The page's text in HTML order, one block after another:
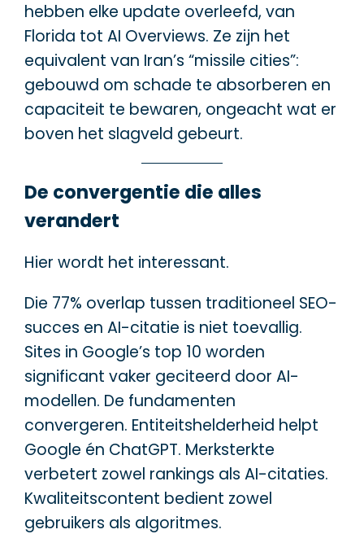
hebben elke update overleefd, van
Florida tot AI Overviews. Ze zijn het
equivalent van Iran’s “missile cities”:
gebouwd om schade te absorberen en
capaciteit te bewaren, ongeacht wat er
boven het slagveld gebeurt.
De convergentie die alles
verandert
Hier wordt het interessant.
Die 77% overlap tussen traditioneel SEO-
succes en AI-citatie is niet toevallig.
Sites in Google’s top 10 worden
significant vaker geciteerd door AI-
modellen. De fundamenten
convergeren. Entiteitshelderheid helpt
Google én ChatGPT. Merksterkte
verbetert zowel rankings als AI-citaties.
Kwaliteitscontent bedient zowel
gebruikers als algoritmes.